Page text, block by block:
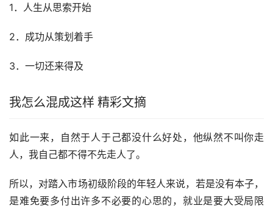
1．人生从思索开始
2．成功从策划着手
3．一切还来得及
我怎么混成这样 精彩文摘
如此一来，自然于人于己都没什么好处，他纵然不叫你走
人，我自己都不得不先走人了。
所以，对踏入市场初级阶段的年轻人来说，若是没有本子，
是难免要多付出许多不必要的心思的，就业是要大受局限